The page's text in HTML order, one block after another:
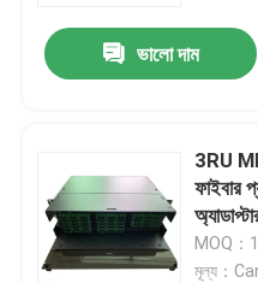
ভালো দাম
3RU
ফাইবার
MOQ：1
মূল্য：